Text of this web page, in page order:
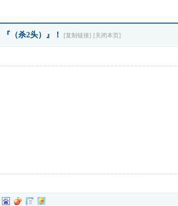
（杀2头）』！ [复制链接] [关闭本页]